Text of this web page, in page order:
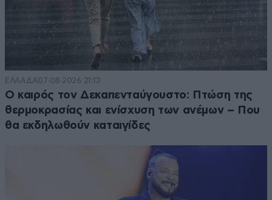
ΕΛΛΑΔΑ07·08·2026 21:13
Ο καιρός τον Δεκαπενταύγουστο: Πτώση της
θερμοκρασίας και ενίσχυση των ανέμων – Που
θα εκδηλωθούν καταιγίδες